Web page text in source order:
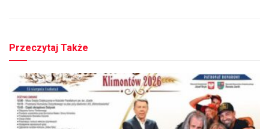
Przeczytaj Także